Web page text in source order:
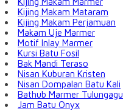
Kijing Makam Mataram
Kijing Makam Perjamuan
Makam Uje Marmer
Motif Inlay Marmer
Kursi Batu Fosil
Bak Mandi Teraso
Nisan Kuburan Kristen
Nisan Dompalan Batu Kali
Bathub Marmer
Jam Batu Onyx